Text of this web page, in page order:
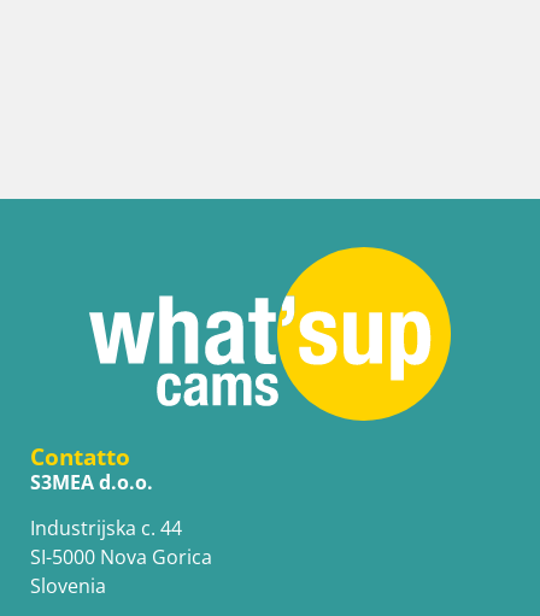
Contatto
S3MEA d.o.o.
Industrijska c. 44
SI-5000 Nova Gorica
Slovenia